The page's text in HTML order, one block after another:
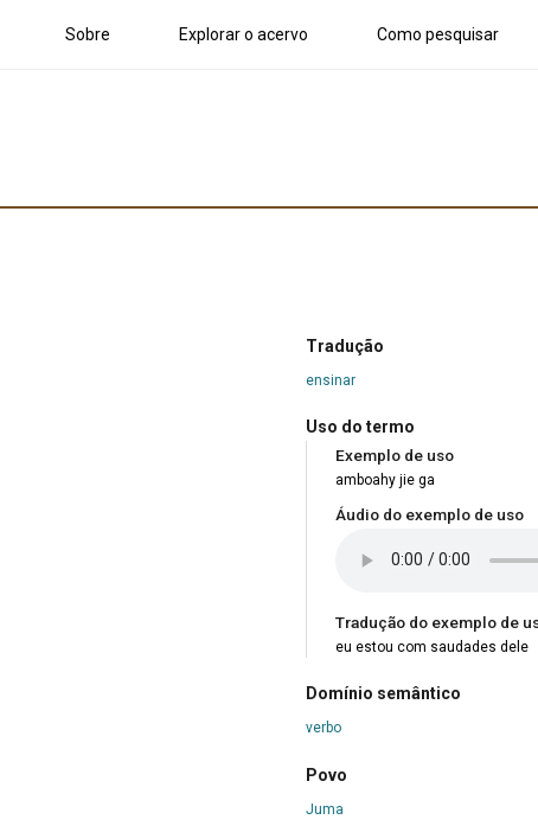
Sobre Explorar o acervo Como pesquisar
Tradução
ensinar
Uso do termo
Exemplo de uso
amboahy jie ga
Áudio do exemplo de uso
Tradução do exemplo de
eu estou com saudades dele
Domínio semântico
verbo
Povo
Juma